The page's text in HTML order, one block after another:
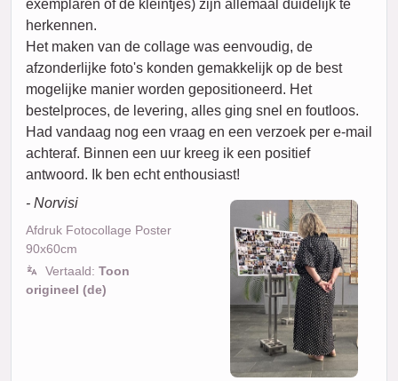
exemplaren of de kleintjes) zijn allemaal duidelijk te
herkennen.
Het maken van de collage was eenvoudig, de
afzonderlijke foto's konden gemakkelijk op de best
mogelijke manier worden gepositioneerd. Het
bestelproces, de levering, alles ging snel en foutloos.
Had vandaag nog een vraag en een verzoek per e-mail
achteraf. Binnen een uur kreeg ik een positief
antwoord. Ik ben echt enthousiast!
- Norvisi
Afdruk Fotocollage Poster
90x60cm
Vertaald: Toon
origineel (de)